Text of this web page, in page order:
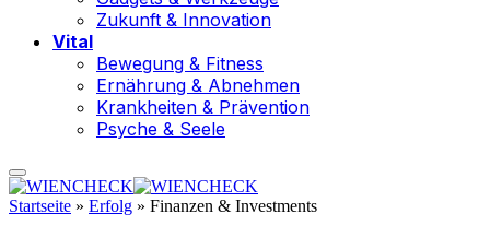
Zukunft & Innovation
Vital
Bewegung & Fitness
Ernährung & Abnehmen
Krankheiten & Prävention
Psyche & Seele
Startseite » Erfolg » Finanzen & Investments